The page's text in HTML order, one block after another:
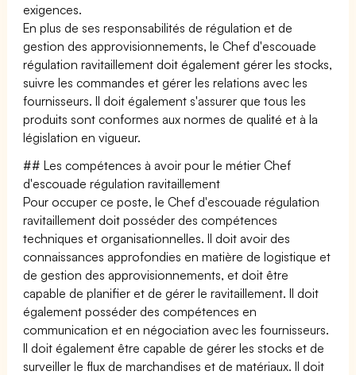
exigences.
En plus de ses responsabilités de régulation et de
gestion des approvisionnements, le Chef d'escouade
régulation ravitaillement doit également gérer les stocks,
suivre les commandes et gérer les relations avec les
fournisseurs. Il doit également s'assurer que tous les
produits sont conformes aux normes de qualité et à la
législation en vigueur.
## Les compétences à avoir pour le métier Chef
d'escouade régulation ravitaillement
Pour occuper ce poste, le Chef d'escouade régulation
ravitaillement doit posséder des compétences
techniques et organisationnelles. Il doit avoir des
connaissances approfondies en matière de logistique et
de gestion des approvisionnements, et doit être
capable de planifier et de gérer le ravitaillement. Il doit
également posséder des compétences en
communication et en négociation avec les fournisseurs.
Il doit également être capable de gérer les stocks et de
surveiller le flux de marchandises et de matériaux. Il doit